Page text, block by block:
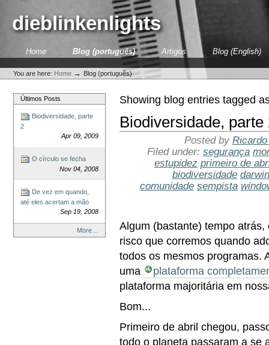
content.dieblinkenlights
SectionsHome Blog (português) Artigos Blog (English)
tools
You are here: Home → Blog (português)
Últimos Posts
Biodiversidade, parte
2
Apr 09, 2009
O círculo se fecha
Nov 04, 2008
De vez em quando,
até eles acertam a mão
Sep 19, 2008
More…
Showing blog entries tagged
Biodiversidade, parte
Posted by
Filed under: segurança
estupidez primeiro de
biodiversidade darwin
comunidade sempista
Algum (bastante) tempo
risco que corremos quando
todos os mesmos programas.
uma
plataforma
plataforma majoritária em
Bom...
Primeiro de abril chegou,
todo o planeta passaram a se